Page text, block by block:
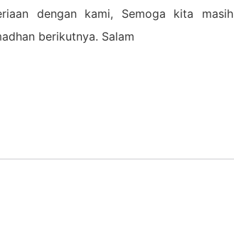
dengan kami, Semoga kita masih
berikutnya. Salam